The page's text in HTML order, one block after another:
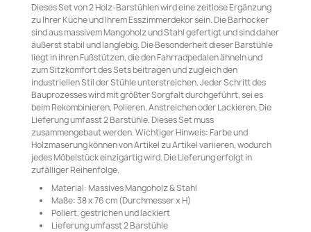
Dieses Set von 2 Holz-Barstühlen wird eine zeitlose Ergänzung
zu Ihrer Küche und Ihrem Esszimmerdekor sein. Die Barhocker
sind aus massivem Mangoholz und Stahl gefertigt und sind daher
äußerst stabil und langlebig. Die Besonderheit dieser Barstühle
liegt in ihren Fußstützen, die den Fahrradpedalen ähneln und
zum Sitzkomfort des Sets beitragen und zugleich den
industriellen Stil der Stühle unterstreichen. Jeder Schritt des
Bauprozesses wird mit größter Sorgfalt durchgeführt, sei es
beim Rekombinieren, Polieren, Anstreichen oder Lackieren. Die
Lieferung umfasst 2 Barstühle. Dieses Set muss
zusammengebaut werden. Wichtiger Hinweis: Farbe und
Holzmaserung können von Artikel zu Artikel variieren, wodurch
jedes Möbelstück einzigartig wird. Die Lieferung erfolgt in
zufälliger Reihenfolge.
Material: Massives Mangoholz & Stahl
Maße: 38 x 76 cm (Durchmesser x H)
Poliert, gestrichen und lackiert
Lieferung umfasst 2 Barstühle